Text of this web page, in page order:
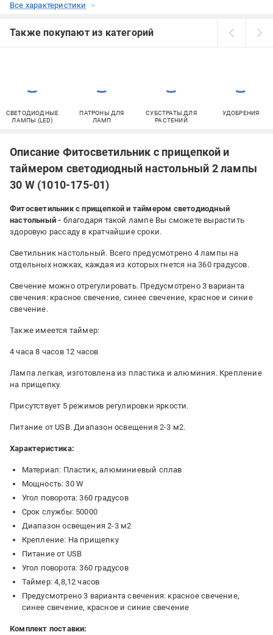
Все характеристики
Также покупают из категорий
СВЕТОДИОДНЫЕ
ЛАМПЫ (LED)
ПАТРОНЫ ДЛЯ
ЛАМП
СУБСТРАТЫ ДЛЯ
РАСТЕНИЙ
УДОБРЕНИЯ
Описание Фитосветильник с прищепкой и
таймером светодиодный настольный 2 лампы
30 W (1010-175-01)
Фитосветильник с прищепкой и таймером светодиодный
настольный - благодаря такой лампе Вы сможете вырастить
здоровую рассаду в кратчайшие сроки.
Светильник настольный. Всего предусмотрено 4 лампы на
отдельных ножках, каждая из которых гнется на 360 градусов.
Свечение можно отрегулировать. Предусмотрено 3 варианта
свечения: красное свечение, синее свечение, красное и синие
свечение.
Также имеется таймер:
4 часа 8 часов 12 часов
Лампа легкая, изготовлена из пластика и алюминия. Крепление
на прищепку.
Присутствует 5 режимов регулировки яркости.
Питание от USB. Диапазон освещения 2-3 м2.
Характеристика:
Материал: Пластик, алюминиевый сплав
Мощность: 30 W
Угол поворота: 360 градусов
Срок службы: 50000
Диапазон освещения 2-3 м2
Крепление: На прищепку
Питание от USB
Угол поворота: 360 градусов
Таймер: 4,8,12 часов
Предусмотрено 3 варианта свечения: красное свечение,
синее свечение, красное и синие свечение
Комплект поставки: